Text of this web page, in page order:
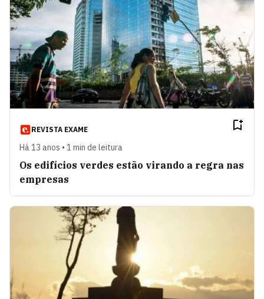
REVISTA EXAME
Há 13 anos • 1 min de leitura
Os edifícios verdes estão virando a regra nas
empresas